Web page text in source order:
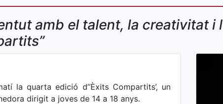
amb el talent, la creativitat i
la quarta edició d’‘Èxits Compartits’, un
dirigit a joves de 14 a 18 anys.